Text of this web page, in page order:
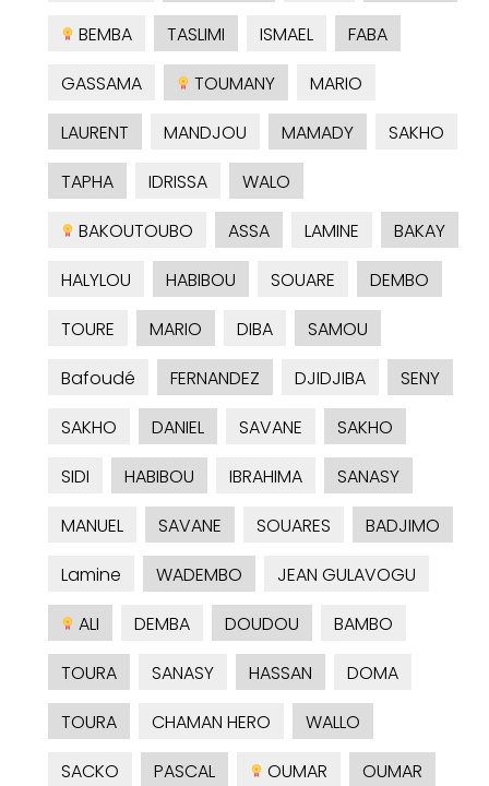
BEMBA
TASLIMI ISMAEL
FABA
GASSAMA
TOUMANY
MARIO
LAURENT
MANDJOU MAMADY
SAKHO
TAPHA
IDRISSA
WALO
BAKOUTOUBO
ASSA LAMINE
BAKAY
HALYLOU
HABIBOU SOUARE
DEMBO
TOURE
MARIO DIBA
SAMOU
Bafoudé
FERNANDEZ DJIDJIBA
SENY
SAKHO
DANIEL SAVANE
SAKHO
SIDI
HABIBOU IBRAHIMA
SANASY
MANUEL
SAVANE SOUARES
BADJIMO
Lamine
WADEMBO
JEAN GULAVOGU
ALI
DEMBA DOUDOU
BAMBO
TOURA
SANASY HASSAN
DOMA
TOURA
CHAMAN HERO
WALLO
SACKO
PASCAL OUMAR OUMAR